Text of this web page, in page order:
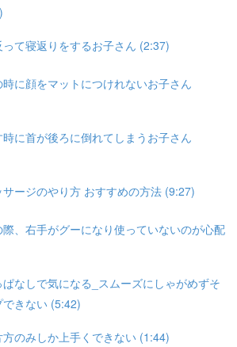
って寝返りをするお子さん (2:37)
時に顔をマットにつけれないお子さん
に首が後ろに倒れてしまうお子さん
ージのやり方 おすすめの方法 (9:27)
、右手がグーになり使っていないのが心配
なしで気になる_スムーズにしゃがめずそ
きない (5:42)
のみしか上手くできない (1:44)